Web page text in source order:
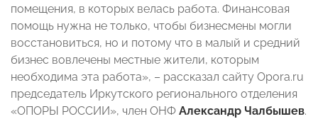
помещения, в которых велась работа. Финансовая
помощь нужна не только, чтобы бизнесмены могли
восстановиться, но и потому что в малый и средний
бизнес вовлечены местные жители, которым
необходима эта работа», – рассказал сайту Opora.ru
председатель Иркутского регионального отделения
«ОПОРЫ РОССИИ», член ОНФ Александр Чалбышев.